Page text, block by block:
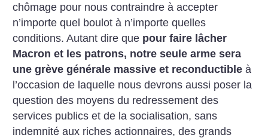
chômage pour nous contraindre à accepter
n’importe quel boulot à n’importe quelles
conditions. Autant dire que pour faire lâcher
Macron et les patrons, notre seule arme sera
une grève générale massive et reconductible à
l’occasion de laquelle nous devrons aussi poser la
question des moyens du redressement des
services publics et de la socialisation, sans
indemnité aux riches actionnaires, des grands